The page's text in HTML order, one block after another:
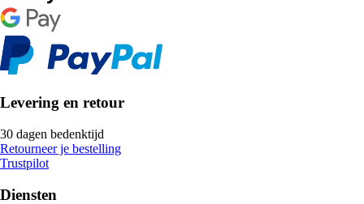
Levering en retour
30 dagen bedenktijd
Retourneer je bestelling
Trustpilot
Diensten